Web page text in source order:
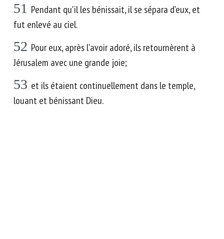
51 Pendant qu'il les bénissait, il se sépara d'eux, et
fut enlevé au ciel.
52 Pour eux, après l'avoir adoré, ils retournèrent à
Jérusalem avec une grande joie;
53 et ils étaient continuellement dans le temple,
louant et bénissant Dieu.